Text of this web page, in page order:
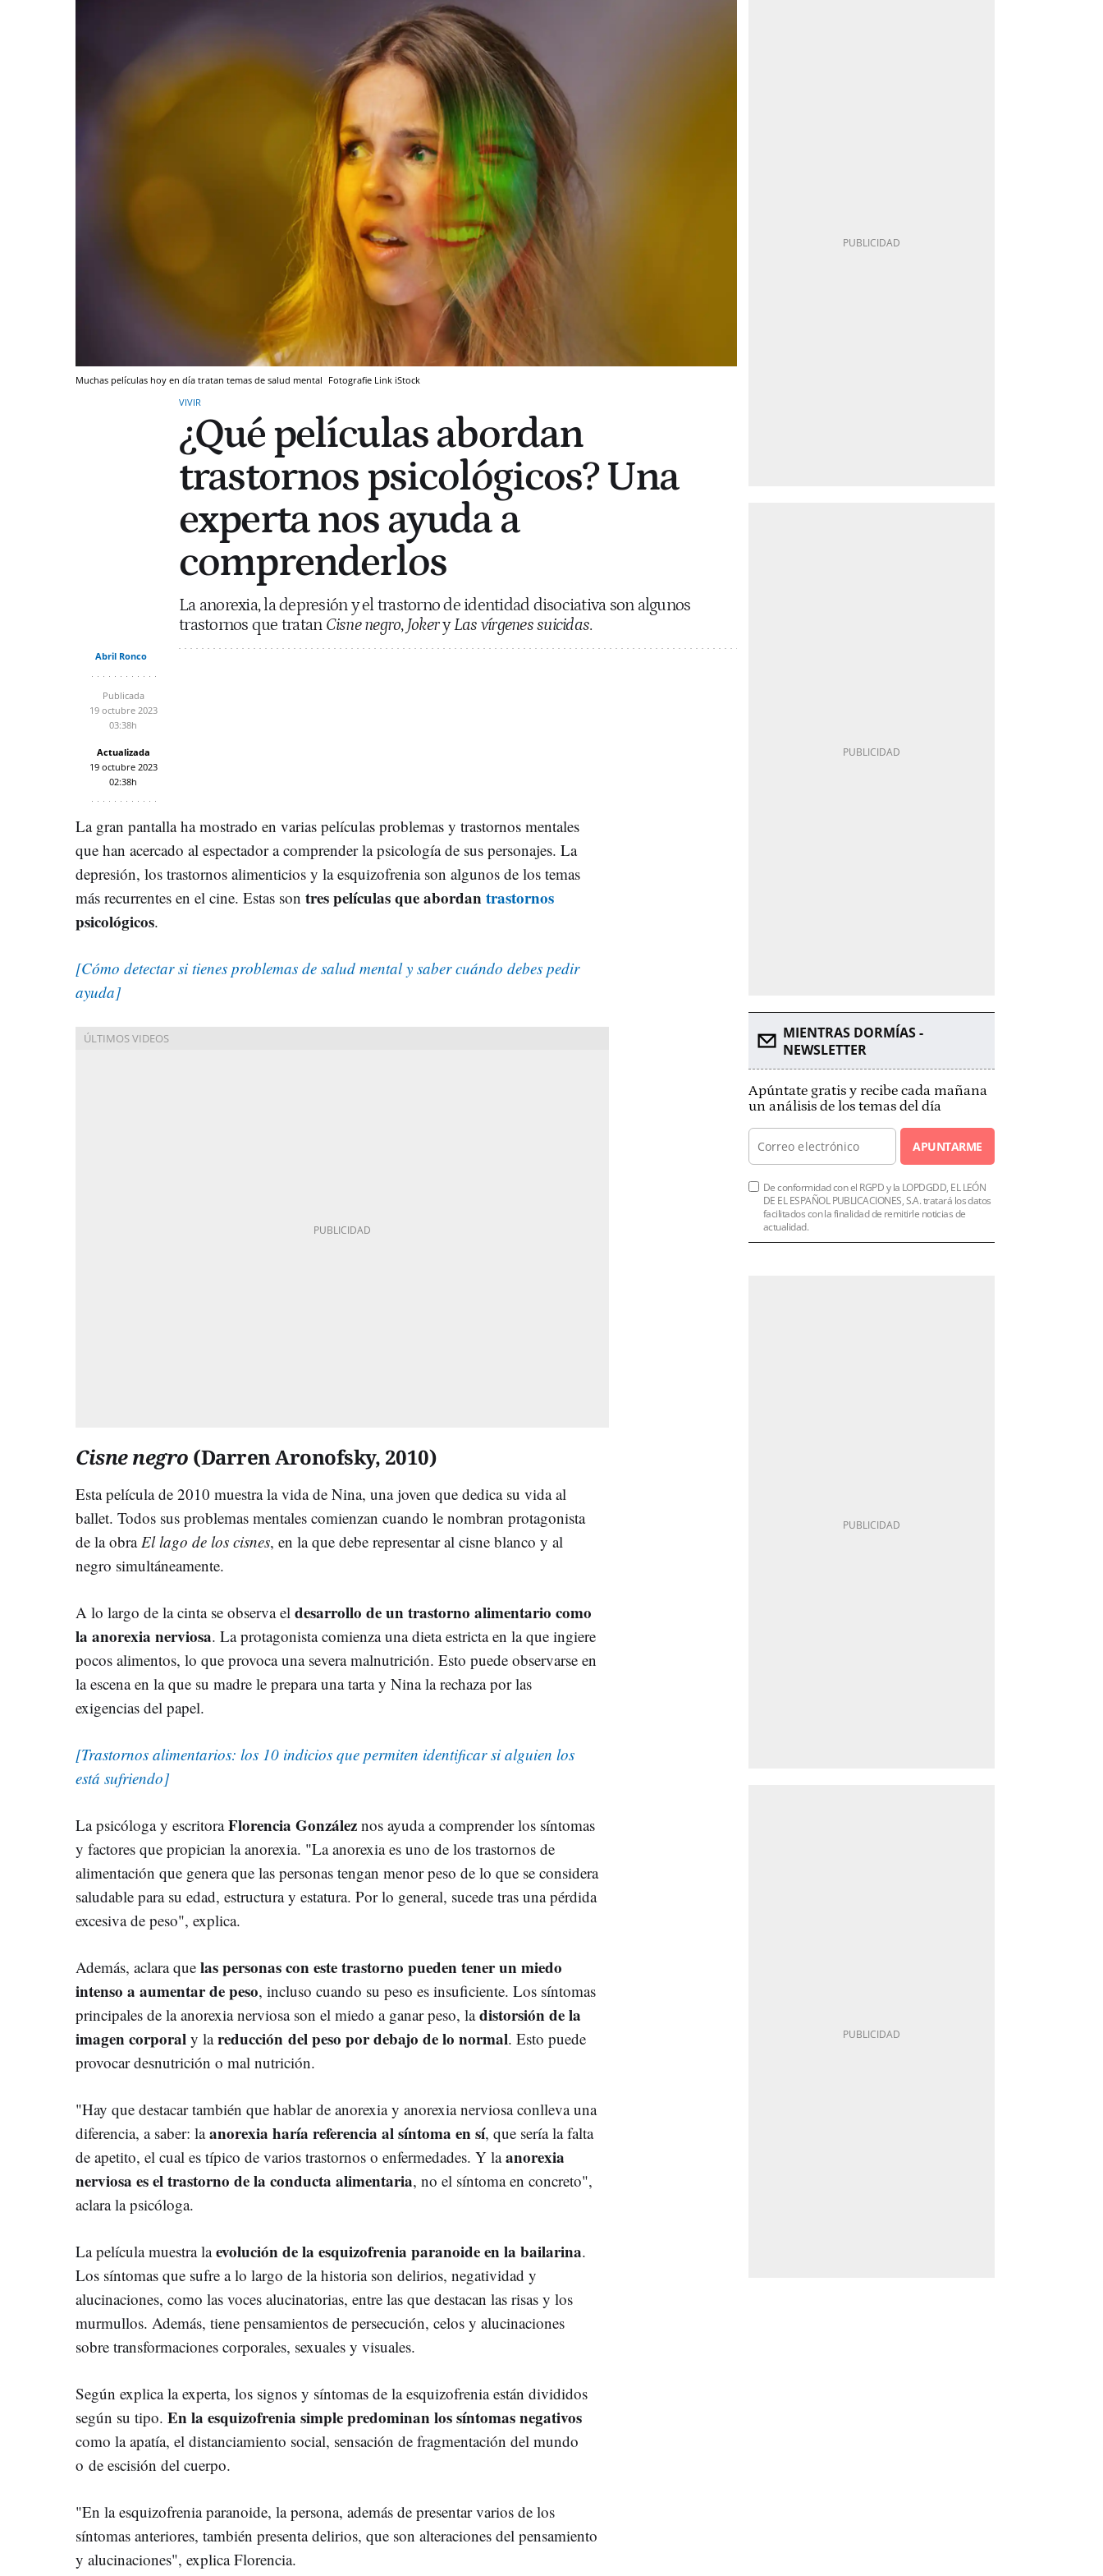
Muchas películas hoy en día tratan temas de salud mental Fotografie Link iStock
VIVIR
¿Qué películas abordan
trastornos psicológicos? Una
experta nos ayuda a
comprenderlos
La anorexia, la depresión y el trastorno de identidad disociativa son algunos
trastornos que tratan Cisne negro, JokeryLas vírgenes suicidas.
Abril Ronco
Publicada
19 octubre 2023
03:38h
Actualizada
19 octubre 2023
02:38h
La gran pantalla ha mostrado en varias películas problemas y trastornos mentales
que han acercado al espectador a comprender la psicología de sus personajes. La
depresión, los trastornos alimenticios y la esquizofrenia son algunos de los temas
más recurrentes en el cine. Estas son tres películas que abordantrastornos
psicológicos.
[Cómo detectar si tienes problemas de salud mental y saber cuándo debes pedir
ayuda]
Cisne negro (Darren Aronofsky, 2010)
Esta película de 2010 muestra la vida de Nina, una joven que dedica su vida al
ballet. Todos sus problemas mentales comienzan cuando le nombran protagonista
de la obra El lago de los cisnes, en la que debe representar al cisne blanco y al
negro simultáneamente.
A lo largo de la cinta se observa el desarrollo de un trastorno alimentario como
la anorexia nerviosa. La protagonista comienza una dieta estricta en la que ingiere
pocos alimentos, lo que provoca una severa malnutrición. Esto puede observarse en
la escena en la que su madre le prepara una tarta y Nina la rechaza por las
exigencias del papel.
[Trastornos alimentarios: los 10 indicios que permiten identificar si alguien los
está sufriendo]
La psicóloga y escritoraFlorencia González nos ayuda a comprender los síntomas
y factores que propician la anorexia. "La anorexia es uno de los trastornos de
alimentación que genera que las personas tengan menor peso de lo que se considera
saludable para su edad, estructura y estatura. Por lo general, sucede tras una pérdida
excesiva de peso", explica.
Además, aclara que las personas con este trastorno pueden tener un miedo
intenso a aumentar de peso, incluso cuando su peso es insuficiente. Los síntomas
principales de la anorexia nerviosa son el miedo a ganar peso, ladistorsión de la
imagen corporal y lareducción del peso por debajo de lo normal. Esto puede
provocar desnutrición o mal nutrición.
"Hay que destacar también que hablar de anorexia y anorexia nerviosa conlleva una
diferencia, a saber: laanorexia haría referencia al síntoma en sí, que sería la falta
de apetito, el cual es típico de varios trastornos o enfermedades. Y laanorexia
nerviosa es el trastorno de la conducta alimentaria, no el síntoma en concreto",
aclara la psicóloga.
La película muestra laevolución de la esquizofrenia paranoide en la bailarina.
Los síntomas que sufre a lo largo de la historia son delirios, negatividad y
alucinaciones, como las voces alucinatorias, entre las que destacan las risas y los
murmullos. Además, tiene pensamientos de persecución, celos y alucinaciones
sobre transformaciones corporales, sexuales y visuales.
Según explica la experta, los signos y síntomas de la esquizofrenia están divididos
según su tipo. En la esquizofrenia simple predominan los síntomas negativos
como la apatía, el distanciamiento social, sensación de fragmentación del mundo
o de escisión del cuerpo.
"En la esquizofrenia paranoide, la persona, además de presentar varios de los
síntomas anteriores, también presenta delirios, que son alteraciones del pensamiento
y alucinaciones", explica Florencia.
MIENTRAS DORMÍAS -
NEWSLETTER
Apúntate gratis y recibe cada mañana
un análisis de los temas del día
APUNTARME
De conformidad con el RGPD y la LOPDGDD, EL LEÓN
DE EL ESPAÑOL PUBLICACIONES, S.A. tratará los datos
facilitados con la finalidad de remitirle noticias de
actualidad.